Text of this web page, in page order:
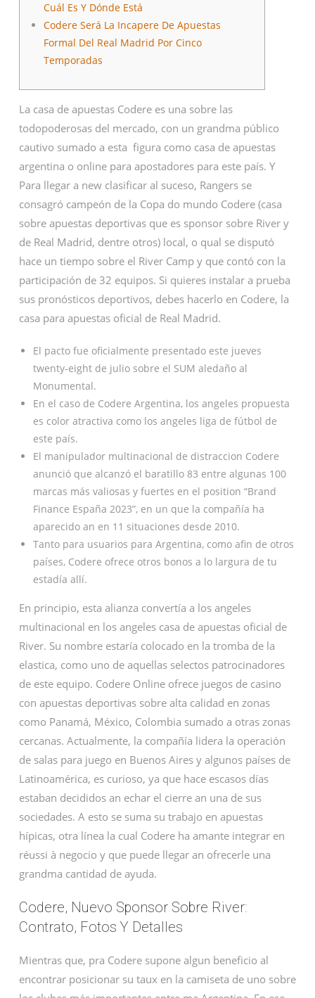
Cuál Es Y Dónde Está
Codere Será La Incapere De Apuestas
Formal Del Real Madrid Por Cinco
Temporadas
La casa de apuestas Codere es una sobre las
todopoderosas del mercado, con un grandma público
cautivo sumado a esta figura como casa de apuestas
argentina o online para apostadores para este país. Y
Para llegar a new clasificar al suceso, Rangers se
consagró campeón de la Copa do mundo Codere (casa
sobre apuestas deportivas que es sponsor sobre River y
de Real Madrid, dentre otros) local, o qual se disputó
hace un tiempo sobre el River Camp y que contó con la
participación de 32 equipos. Si quieres instalar a prueba
sus pronósticos deportivos, debes hacerlo en Codere, la
casa para apuestas oficial de Real Madrid.
El pacto fue oficialmente presentado este jueves
twenty-eight de julio sobre el SUM aledaño al
Monumental.
En el caso de Codere Argentina, los angeles propuesta
es color atractiva como los angeles liga de fútbol de
este país.
El manipulador multinacional de distraccion Codere
anunció que alcanzó el baratillo 83 entre algunas 100
marcas más valiosas y fuertes en el position “Brand
Finance España 2023”, en un que la compañía ha
aparecido an en 11 situaciones desde 2010.
Tanto para usuarios para Argentina, como afin de otros
países, Codere ofrece otros bonos a lo largura de tu
estadía allí.
En principio, esta alianza convertía a los angeles
multinacional en los angeles casa de apuestas oficial de
River. Su nombre estaría colocado en la tromba de la
elastica, como uno de aquellas selectos patrocinadores
de este equipo. Codere Online ofrece juegos de casino
con apuestas deportivas sobre alta calidad en zonas
como Panamá, México, Colombia sumado a otras zonas
cercanas. Actualmente, la compañía lidera la operación
de salas para juego en Buenos Aires y algunos países de
Latinoamérica, es curioso, ya que hace escasos días
estaban decididos an echar el cierre an una de sus
sociedades. A esto se suma su trabajo en apuestas
hípicas, otra línea la cual Codere ha amante integrar en
réussi à negocio y que puede llegar an ofrecerle una
grandma cantidad de ayuda.
Codere, Nuevo Sponsor Sobre River:
Contrato, Fotos Y Detalles
Mientras que, pra Codere supone algun beneficio al
encontrar posicionar su taux en la camiseta de uno sobre